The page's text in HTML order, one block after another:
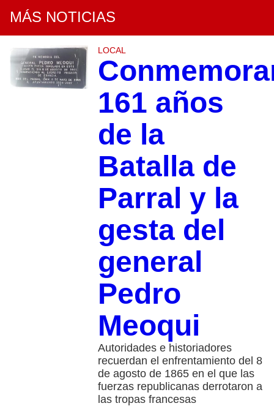
MÁS NOTICIAS
LOCAL
161 años
de la
Batalla de
Parral y la
gesta del
general
Pedro
Meoqui
Autoridades e historiadores
recuerdan el enfrentamiento del 8
de agosto de 1865 en el que las
fuerzas republicanas derrotaron a
las tropas francesas